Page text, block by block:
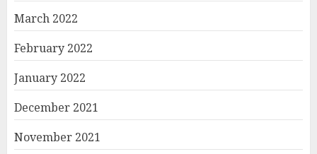
March 2022
February 2022
January 2022
December 2021
November 2021